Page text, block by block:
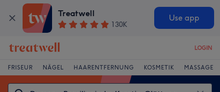
Treatwell
130K
Use app
LOGIN
FRISEUR NÄGEL HAARENTFERNUNG KOSMETIK MASSAGE